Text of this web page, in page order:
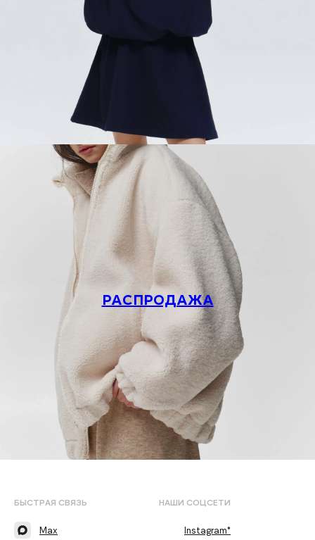
РАСПРОДАЖА
БЫСТРАЯ СВЯЗЬ
Max
НАШИ СОЦСЕТИ
Instagram*